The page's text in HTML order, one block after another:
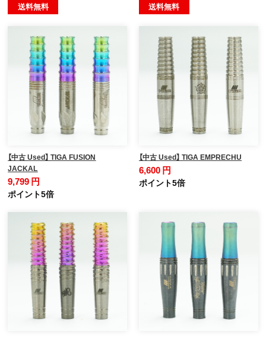
送料無料 送料無料
【中古 Used】 TIGA FUSION
JACKAL
9,799 円
ポイント5倍
【中古 Used】 TIGA EMPRECHU
6,600 円
ポイント5倍